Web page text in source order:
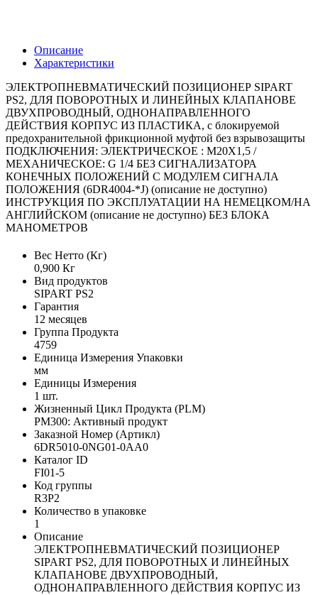
Описание
Характеристики
ЭЛЕКТРОПНЕВМАТИЧЕСКИЙ ПОЗИЦИОНЕР SIPART
PS2, ДЛЯ ПОВОРОТНЫХ И ЛИНЕЙНЫХ КЛАПАНОВE
ДВУХПРОВОДНЫЙ, ОДНОНАПРАВЛЕННОГО
ДЕЙСТВИЯ КОРПУС ИЗ ПЛАСТИКА, с блокируемой
предохранительной фрикционной муфтой без взрывозащиты
ПОДКЛЮЧЕНИЯ: ЭЛЕКТРИЧЕСКОЕ : M20X1,5 /
МЕХАНИЧЕСКОЕ: G 1/4 БЕЗ СИГНАЛИЗАТОРА
КОНЕЧНЫХ ПОЛОЖЕНИЙ С МОДУЛЕМ СИГНАЛА
ПОЛОЖЕНИЯ (6DR4004-*J) (описание не доступно)
ИНСТРУКЦИЯ ПО ЭКСПЛУАТАЦИИ НА НЕМЕЦКОМ/НА
АНГЛИЙСКОМ (описание не доступно) БЕЗ БЛОКА
МАНОМЕТРОВ
Вес Нетто (Кг)
0,900 Кг
Вид продуктов
SIPART PS2
Гарантия
12 месяцев
Группа Продукта
4759
Единица Измерения Упаковки
мм
Единицы Измерения
1 шт.
Жизненный Цикл Продукта (PLM)
PM300: Активный продукт
Заказной Номер (Артикл)
6DR5010-0NG01-0AA0
Каталог ID
FI01-5
Код группы
R3P2
Количество в упаковке
1
Описание
ЭЛЕКТРОПНЕВМАТИЧЕСКИЙ ПОЗИЦИОНЕР
SIPART PS2, ДЛЯ ПОВОРОТНЫХ И ЛИНЕЙНЫХ
КЛАПАНОВE ДВУХПРОВОДНЫЙ,
ОДНОНАПРАВЛЕННОГО ДЕЙСТВИЯ КОРПУС ИЗ